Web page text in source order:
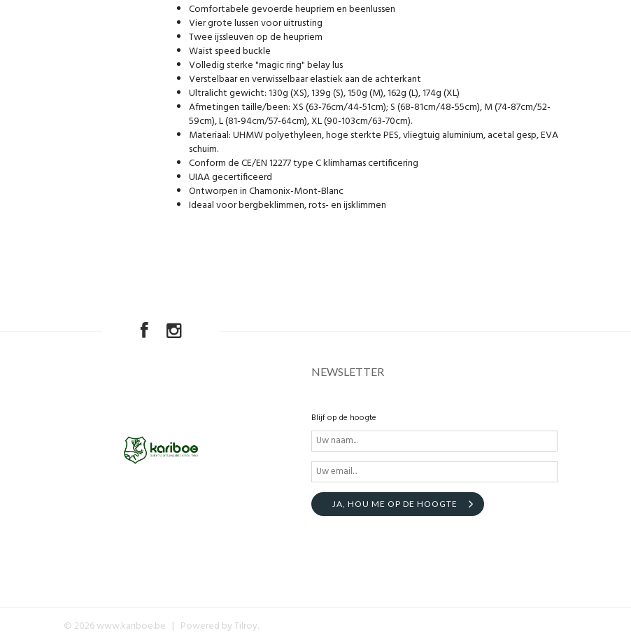
Comfortabele gevoerde heupriem en beenlussen
Vier grote lussen voor uitrusting
Twee ijssleuven op de heupriem
Waist speed buckle
Volledig sterke "magic ring" belay lus
Verstelbaar en verwisselbaar elastiek aan de achterkant
Ultralicht gewicht: 130g (XS), 139g (S), 150g (M), 162g (L), 174g (XL)
Afmetingen taille/been: XS (63-76cm/44-51cm); S (68-81cm/48-55cm), M (74-87cm/52-
59cm), L (81-94cm/57-64cm), XL (90-103cm/63-70cm).
Materiaal: UHMW polyethyleen, hoge sterkte PES, vliegtuig aluminium, acetal gesp, EVA
schuim.
Conform de CE/EN 12277 type C klimharnas certificering
UIAA gecertificeerd
Ontworpen in Chamonix-Mont-Blanc
Ideaal voor bergbeklimmen, rots- en ijsklimmen
NEWSLETTER
Blijf op de hoogte
JA, HOU ME OP DE HOOGTE
© 2026 www.kariboe.be | Powered byTilroy.